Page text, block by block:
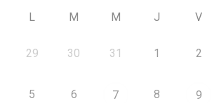
L M M J V
29 30 31 1 2
5 6 7 8 9